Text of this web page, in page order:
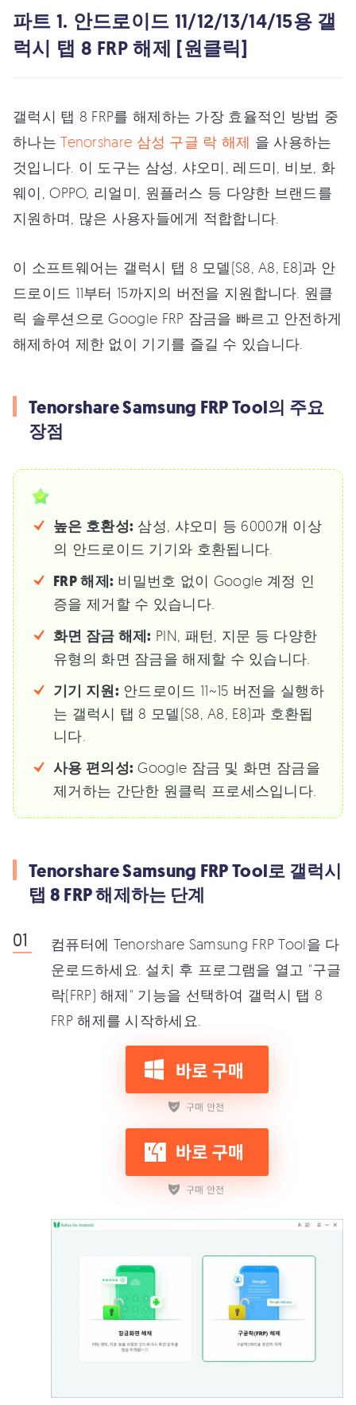
파트 1. 안드로이드 11/12/13/14/15용 갤
럭시 탭 8 FRP 해제 [원클릭]
갤럭시 탭 8 FRP를 해제하는 가장 효율적인 방법 중
하나는Tenorshare 삼성 구글 락 해제 을 사용하는
것입니다. 이 도구는 삼성, 샤오미, 레드미, 비보, 화
웨이, OPPO, 리얼미, 원플러스 등 다양한 브랜드를
지원하며, 많은 사용자들에게 적합합니다.
이 소프트웨어는 갤럭시 탭 8 모델(S8, A8, E8)과 안
드로이드 11부터 15까지의 버전을 지원합니다. 원클
릭 솔루션으로 Google FRP 잠금을 빠르고 안전하게
해제하여 제한 없이 기기를 즐길 수 있습니다.
Tenorshare Samsung FRP Tool의 주요
장점
높은 호환성: 삼성, 샤오미 등 6000개 이상
의 안드로이드 기기와 호환됩니다.
FRP 해제: 비밀번호 없이 Google 계정 인
증을 제거할 수 있습니다.
화면 잠금 해제: PIN, 패턴, 지문 등 다양한
유형의 화면 잠금을 해제할 수 있습니다.
기기 지원: 안드로이드 11~15 버전을 실행하
는 갤럭시 탭 8 모델(S8, A8, E8)과 호환됩
니다.
사용 편의성: Google 잠금 및 화면 잠금을
제거하는 간단한 원클릭 프로세스입니다.
Tenorshare Samsung FRP Tool로 갤럭시
탭 8 FRP 해제하는 단계
컴퓨터에 Tenorshare Samsung FRP Tool을 다
운로드하세요. 설치 후 프로그램을 열고 "구글
락(FRP) 해제" 기능을 선택하여 갤럭시 탭 8
FRP 해제를 시작하세요.